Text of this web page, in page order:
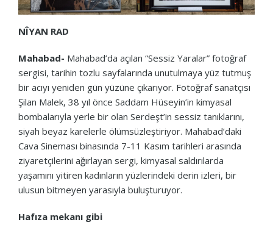
NÎYAN RAD
Mahabad- Mahabad’da açılan “Sessiz Yaralar” fotoğraf
sergisi, tarihin tozlu sayfalarında unutulmaya yüz tutmuş
bir acıyı yeniden gün yüzüne çıkarıyor. Fotoğraf sanatçısı
Şilan Malek, 38 yıl önce Saddam Hüseyin’in kimyasal
bombalarıyla yerle bir olan Serdeşt’in sessiz tanıklarını,
siyah beyaz karelerle ölümsüzleştiriyor. Mahabad’daki
Cava Sineması binasında 7-11 Kasım tarihleri arasında
ziyaretçilerini ağırlayan sergi, kimyasal saldırılarda
yaşamını yitiren kadınların yüzlerindeki derin izleri, bir
ulusun bitmeyen yarasıyla buluşturuyor.
Hafıza mekanı gibi